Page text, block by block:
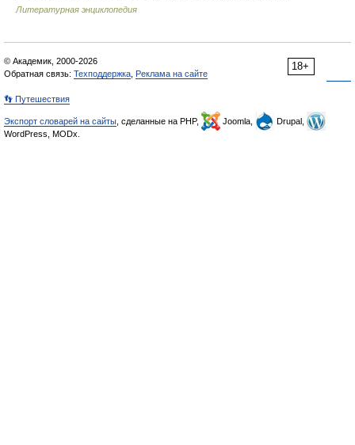
Литературная энциклопедия
18+
© Академик, 2000-2026
Обратная связь: Техподдержка Реклама на сайте
👣 Путешествия
Экспорт словарей на сайты , сделанные на PHP, Joomla,
Drupal,
WordPress, MODx.